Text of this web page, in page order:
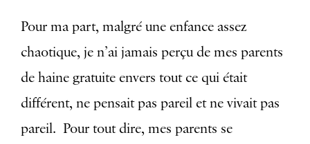
Pour ma part, malgré une enfance assez
chaotique, je n’ai jamais perçu de mes parents
de haine gratuite envers tout ce qui était
différent, ne pensait pas pareil et ne vivait pas
pareil. Pour tout dire, mes parents se